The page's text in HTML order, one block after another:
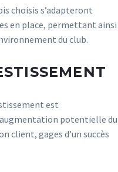
choisis s’adapteront
en place, permettant ainsi
du club.
est
potentielle du
client, gages d’un succès